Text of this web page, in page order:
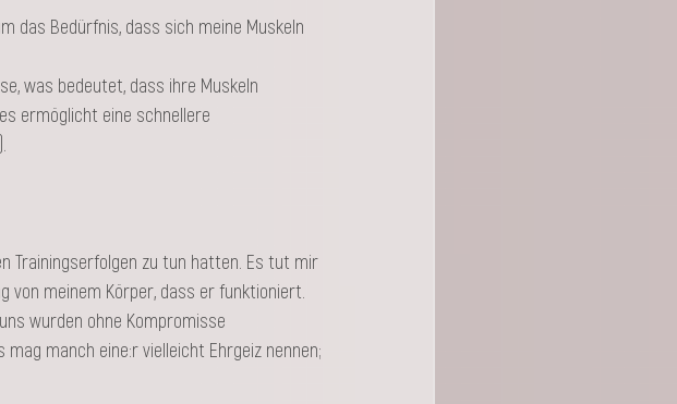
das Bedürfnis, dass sich meine Muskeln
was bedeutet, dass ihre Muskeln
ermöglicht eine schnellere
)​​.
Trainingserfolgen zu tun hatten. Es tut mir
von meinem Körper, dass er funktioniert.
wurden ohne Kompromisse
manch eine:r vielleicht Ehrgeiz nennen;